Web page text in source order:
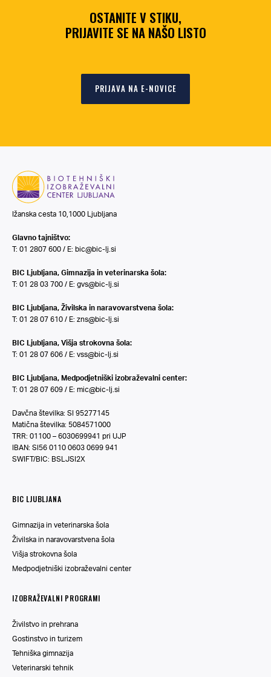
OSTANITE V STIKU,
PRIJAVITE SE NA NAŠO LISTO
PRIJAVA NA E-NOVICE
Ižanska cesta 10,1000 Ljubljana
Glavno tajništvo:
T: 01 2807 600 / E: bic@bic-lj.si
BIC Ljubljana, Gimnazija in veterinarska šola:
T: 01 28 03 700 / E: gvs@bic-lj.si
BIC Ljubljana, Živilska in naravovarstvena šola:
T: 01 28 07 610 / E: zns@bic-lj.si
BIC Ljubljana, Višja strokovna šola:
T: 01 28 07 606 / E: vss@bic-lj.si
BIC Ljubljana, Medpodjetniški izobraževalni center:
T: 01 28 07 609 / E: mic@bic-lj.si
Davčna številka: SI 95277145
Matična številka: 5084571000
TRR: 01100 – 6030699941 pri UJP
IBAN: SI56 0110 0603 0699 941
SWIFT/BIC: BSLJSI2X
BIC LJUBLJANA
Gimnazija in veterinarska šola
Živilska in naravovarstvena šola
Višja strokovna šola
Medpodjetniški izobraževalni center
IZOBRAŽEVALNI PROGRAMI
Živilstvo in prehrana
Gostinstvo in turizem
Tehniška gimnazija
Veterinarski tehnik